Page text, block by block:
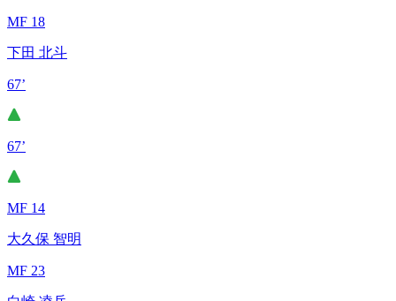
MF 18
下田 北斗
67’
67’
MF 14
大久保 智明
MF 23